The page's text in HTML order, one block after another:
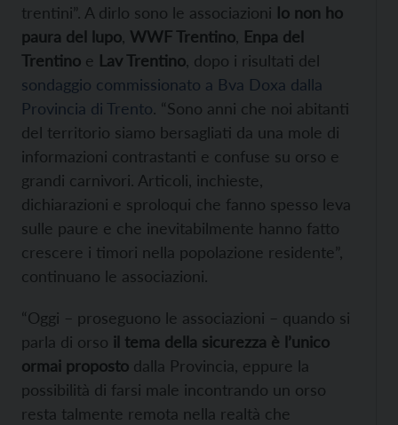
trentini”. A dirlo sono le associazioni Io non ho
paura del lupo WWF Trentino Enpa del
Trentino e Lav Trentino , dopo i risultati del
sondaggio commissionato a Bva Doxa dalla
Provincia di Trento. “Sono anni che noi abitanti
del territorio siamo bersagliati da una mole di
informazioni contrastanti e confuse su orso e
grandi carnivori. Articoli, inchieste,
dichiarazioni e sproloqui che fanno spesso leva
sulle paure e che inevitabilmente hanno fatto
crescere i timori nella popolazione residente”,
continuano le associazioni.
“Oggi – proseguono le associazioni – quando si
parla di orso il tema della sicurezza è l’unico
ormai proposto dalla Provincia, eppure la
possibilità di farsi male incontrando un orso
resta talmente remota nella realtà che